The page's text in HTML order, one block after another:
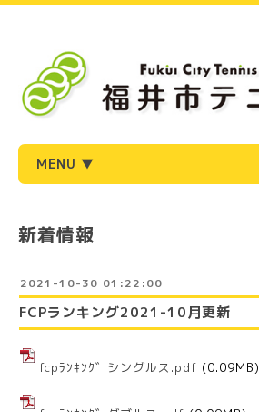
MENU ▼
新着情報
2021-10-30 01:22:00
FCPランキング2021-10月更新
fcpﾗﾝｷﾝｸﾞ シングルス.pdf (0.09MB)